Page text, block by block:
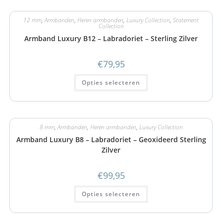
12 mm,Armbanden, Heren armbanden, Luxury Collection, Statement
Collection
Armband Luxury B12 – Labradoriet – Sterling Zilver
€79,95
Opties selecteren
8 mm,Armbanden, Heren armbanden, Luxury Collection
Armband Luxury B8 – Labradoriet – Geoxideerd Sterling
Zilver
€99,95
Opties selecteren